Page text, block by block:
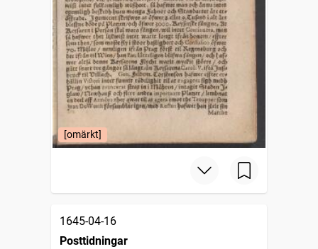
[omärkt]
1645-04-16
Posttidningar